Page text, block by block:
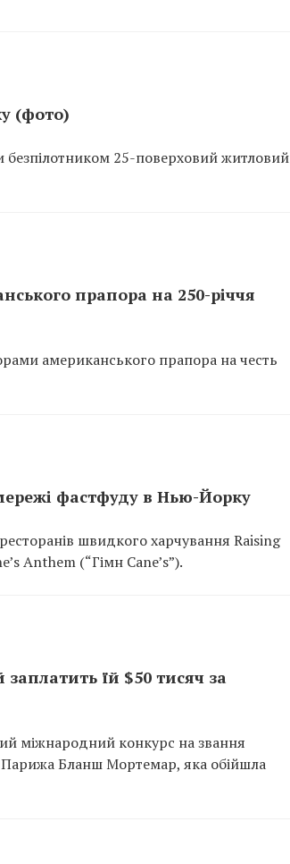
(фото)
безпілотником 25-поверховий житловий
прапора на 250-річчя
американського прапора на честь
фастфуду в Нью-Йорку
швидкого харчування Raising
Anthem (“Гімн Cane’s”).
їй $50 тисяч за
міжнародний конкурс на звання
Парижа Бланш Мортемар, яка обійшла